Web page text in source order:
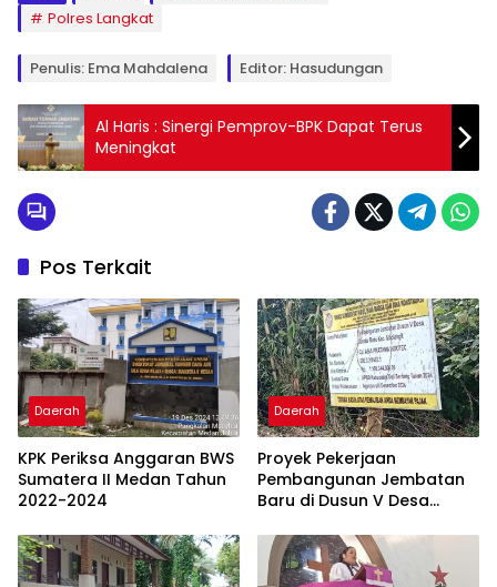
Polres Langkat
Penulis: Ema Mahdalena Editor: Hasudungan
Al Haris : Sinergi Pemprov-BPK Dapat Terus
Meningkat
Pos Terkait
Daerah
KPK Periksa Anggaran BWS
Sumatera II Medan Tahun
2022-2024
Daerah
Proyek Pekerjaan
Pembangunan Jembatan
Baru di Dusun V Desa
Persen